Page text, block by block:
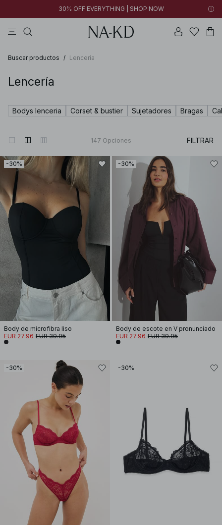
30% OFF EVERYTHING | SHOP NOW
Buscar productos / Lencería
Lencería
Bodys lenceria Corset & bustier Sujetadores Bragas
147 Opciones FILTRAR
-30%
Body de microfibra liso
EUR 27.96 EUR 39.95
-30%
Body de escote en V pronunciado
EUR 27.96 EUR 39.95
-30% -30%